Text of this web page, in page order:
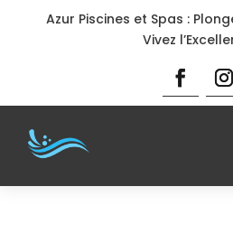
Azur Piscines et Spas :
Vivez